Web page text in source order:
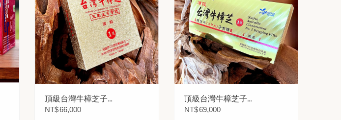
頂級台灣牛樟芝子實
體1號滴粒-硬盒 15瓶
NT$66,000
頂級台灣牛樟芝子實
體1號滴粒-紙盒 15瓶
NT$69,000